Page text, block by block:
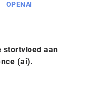
OPENAI
stortvloed aan
(ai).